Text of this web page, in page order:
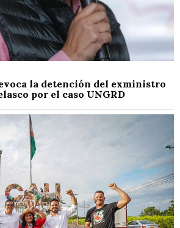
la detención del exministro
por el caso UNGRD